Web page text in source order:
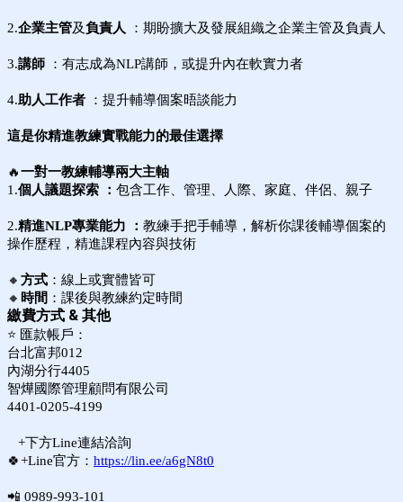
2.企業主管及負責人 ：期盼擴大及發展組織之企業主管及負責人
3.講師 ：有志成為NLP講師，或提升內在軟實力者
4.助人工作者 ：提升輔導個案晤談能力
這是你精進教練實戰能力的最佳選擇
🔥一對一教練輔導兩大主軸
1.個人議題探索 ： 包含工作、管理、人際、家庭、伴侶、親子
2.精進NLP專業能力 ： 教練手把手輔導，解析你課後輔導個案的
操作歷程，精進課程內容與技術
🔸 方式 ：線上或實體皆可
🔸 時間 ：課後與教練約定時間
繳費方式 & 其他
⭐ 匯款帳戶：
台北富邦012
內湖分行4405
智燁國際管理顧問有限公司
4401-0205-4199
+下方Line連結洽詢
🍀+Line官方： https://lin.ee/a6gN8t0
📲 0989-993-101